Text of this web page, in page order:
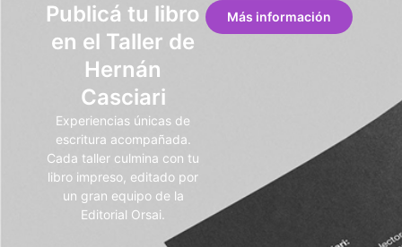
Publicá tu libro
en el Taller de
Hernán
Casciari
Experiencias únicas de
escritura acompañada.
Cada taller culmina con tu
libro impreso, editado por
un gran equipo de la
Editorial Orsai.
Más información